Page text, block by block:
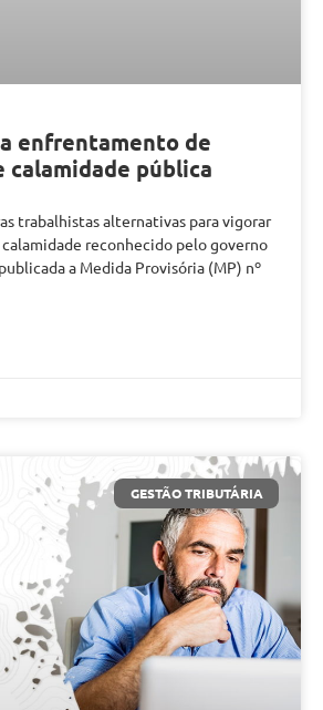
enfrentamento de
calamidade pública
trabalhistas alternativas para vigorar
reconhecido pelo governo
a Medida Provisória (MP) nº
GESTÃO TRIBUTÁRIA